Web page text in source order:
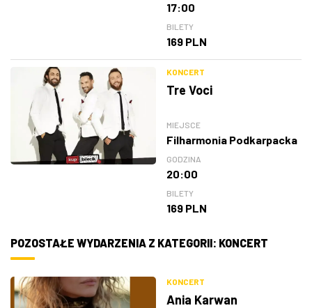
17:00
BILETY
169 PLN
KONCERT
Tre Voci
MIEJSCE
Filharmonia Podkarpacka
GODZINA
20:00
BILETY
169 PLN
POZOSTAŁE WYDARZENIA Z KATEGORII: KONCERT
KONCERT
Ania Karwan